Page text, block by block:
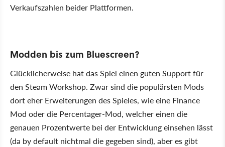
Verkaufszahlen beider Plattformen.
Modden bis zum Bluescreen?
Glücklicherweise hat das Spiel einen guten Support für
den Steam Workshop. Zwar sind die populärsten Mods
dort eher Erweiterungen des Spieles, wie eine Finance
Mod oder die Percentager-Mod, welcher einen die
genauen Prozentwerte bei der Entwicklung einsehen lässt
(da by default nichtmal die gegeben sind), aber es gibt